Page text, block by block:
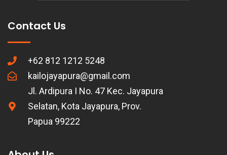
Contact Us
+62 812 1212 5248
kailojayapura@gmail.com
Jl. Ardipura I No. 47 Kec. Jayapura
Selatan, Kota Jayapura, Prov.
Papua 99222